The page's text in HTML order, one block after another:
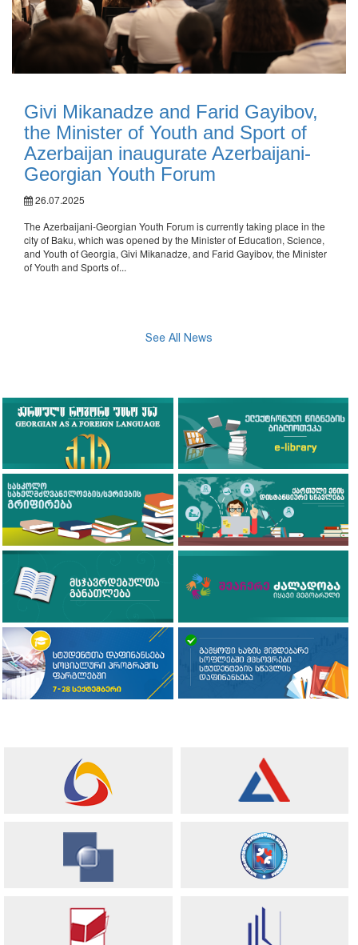
Givi Mikanadze and Farid Gayibov,
the Minister of Youth and Sport of
Azerbaijan inaugurate Azerbaijani-
Georgian Youth Forum
26.07.2025
The Azerbaijani-Georgian Youth Forum is currently taking place in the
city of Baku, which was opened by the Minister of Education, Science,
and Youth of Georgia, Givi Mikanadze, and Farid Gayibov, the Minister
of Youth and Sports of...
See All News